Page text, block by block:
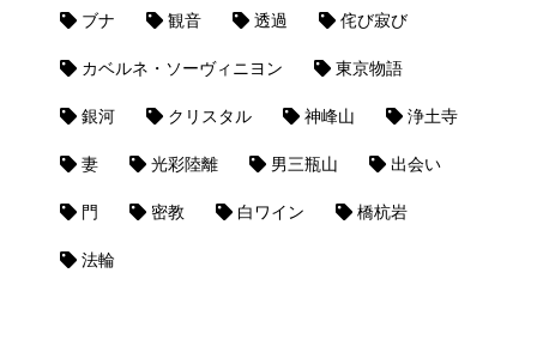
ブナ 観音 透過 侘び寂び
カベルネ・ソーヴィニヨン 東京物語
銀河 クリスタル 神峰山 浄土寺
妻 光彩陸離 男三瓶山 出会い
門 密教 白ワイン 橋杭岩
法輪